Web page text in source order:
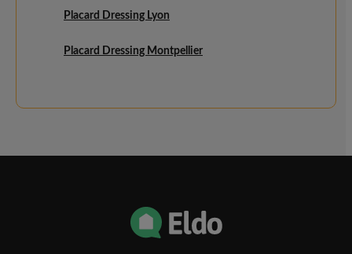
Placard Dressing Lyon
Placard Dressing Montpellier